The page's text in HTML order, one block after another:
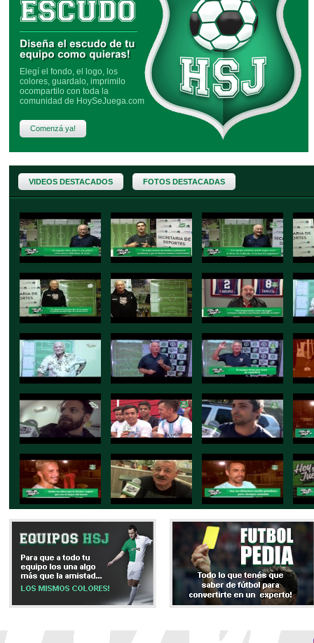
IL CAPO FÚTBOL más info »
Elegí el fondo, el logo, los
colores, guardalo, imprimilo
ocompartilo con toda la
comunidad de HoySeJuega.com
Comenzá ya!
VIDEOS DESTACADOS FOTOS DESTACADAS